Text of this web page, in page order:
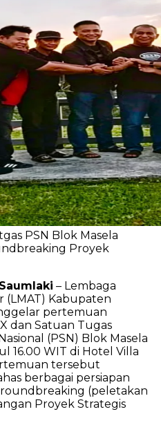
PSN Blok Masela
Proyek
Saumlaki – Lembaga
(LMAT) Kabupaten
pertemuan
dan Satuan Tugas
(PSN) Blok Masela
16.00 WIT di Hotel Villa
tersebut
berbagai persiapan
(peletakan
Proyek Strategis